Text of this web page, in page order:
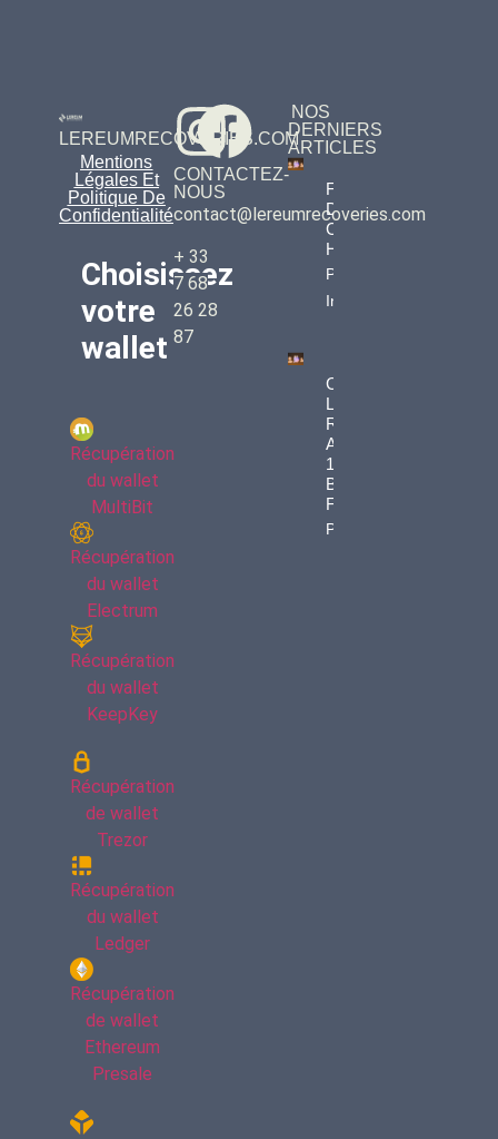
LEREUMRECOVERIES.COM
Mentions
Légales Et
Politique De
Confidentialité
Choisissez
votre
wallet
Récupération
du wallet
MultiBit
Récupération
du wallet
Electrum
Récupération
du wallet
KeepKey
Récupération
de wallet
Trezor
Récupération
du wallet
Ledger
Récupération
de wallet
Ethereum
Presale
CONTACTEZ-
NOUS
contact@lereumrecoveries.com
+ 33
7 68
26 28
87
NOS
DERNIERS
ARTICLES
Fiscalité
Des
Cryptos
Héritées
Property
Info
Comment
LEREUM
RECOVERIES
A Récupéré
109 000 € En
Bitcoins Pour
François
Property Info